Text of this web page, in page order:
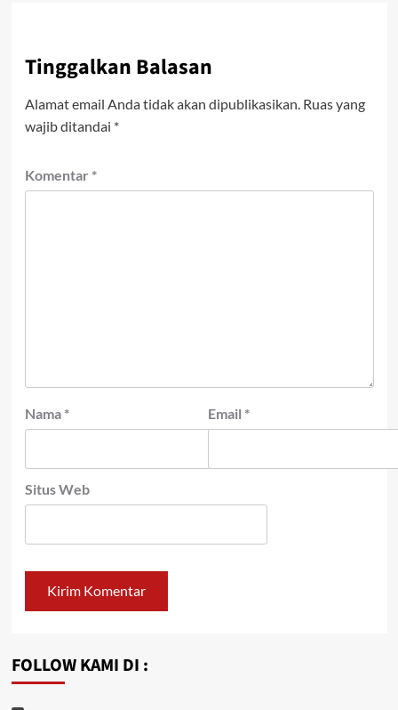
Tinggalkan Balasan
Alamat email Anda tidak akan dipublikasikan. Ruas yang
wajib ditandai *
Komentar *
Nama * Email *
Situs Web
FOLLOW KAMI DI :